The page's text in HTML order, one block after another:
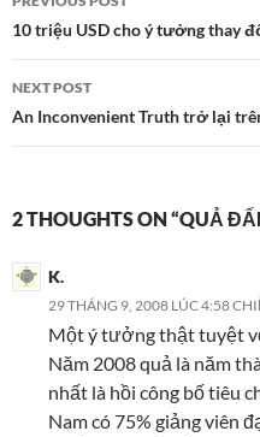
navigation
10 triệu USD cho ý tưởng thay
NEXT POST
An Inconvenient Truth trở lại
2 THOUGHTS ON “QUẢ
K.
29 THÁNG 9, 2008 LÚC 4:58
Một ý tưởng thật tuyệt
Năm 2008 quả là năm
nhất là hồi công bố tiêu
Nam có 75% giảng viên